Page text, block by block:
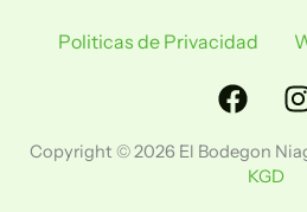
Politicas de Privacidad
Copyright © 2026 El Bodegon
KGD